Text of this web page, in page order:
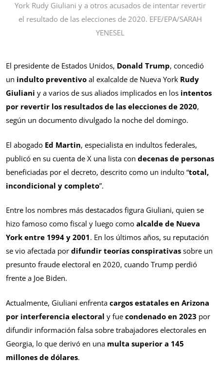
York Rudy Giuliani y a otros acusados de intentar revertir
el resultado de las elecciones de 2020. EFE/EPA/SARAH
YENESEL
El presidente de Estados Unidos, Donald Trump, concedió
un indulto preventivo al exalcalde de Nueva York Rudy
Giuliani y a varios de sus aliados implicados en los intentos
por revertir los resultados de las elecciones de 2020,
según un documento divulgado la noche del domingo.
El abogado Ed Martin, especialista en indultos federales,
publicó en su cuenta de X una lista con decenas de personas
beneficiadas por el decreto, descrito como un indulto “total,
incondicional y completo”.
Entre los nombres más destacados figura Giuliani, quien se
hizo famoso como fiscal y luego como alcalde de Nueva
York entre 1994 y 2001. En los últimos años, su reputación
se vio afectada por difundir teorías conspirativas sobre un
presunto fraude electoral en 2020, cuando Trump perdió
frente a Joe Biden.
Actualmente, Giuliani enfrenta cargos estatales en Arizona
por interferencia electoral y fue condenado en 2023 por
difundir información falsa sobre trabajadores electorales en
Georgia, lo que derivó en una multa superior a 145
millones de dólares.